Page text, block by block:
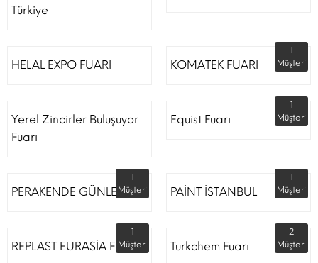
Türkiye
HELAL EXPO FUARI KOMATEK FUARI
1
Müşteri
Yerel Zincirler Buluşuyor
Fuarı
Equist Fuarı
1
Müşteri
PERAKENDE GÜNLERİ
1
Müşteri
PAİNT İSTANBUL
1
Müşteri
REPLAST EURASİA FUARI
1
Müşteri
Turkchem Fuarı
2
Müşteri